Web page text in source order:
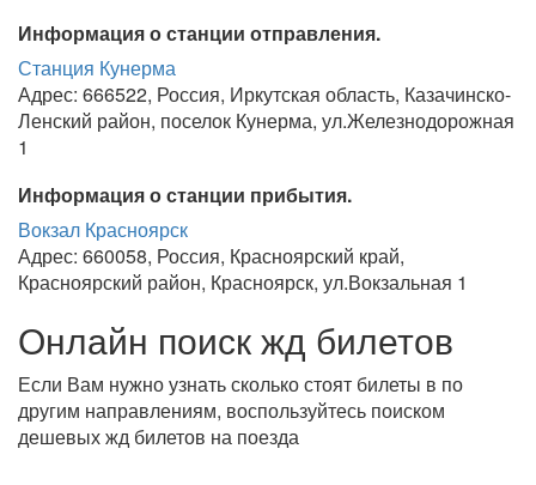
Информация о станции отправления.
Станция Кунерма
Адрес: 666522, Россия, Иркутская область, Казачинско-
Ленский район, поселок Кунерма, ул.Железнодорожная
1
Информация о станции прибытия.
Вокзал Красноярск
Адрес: 660058, Россия, Красноярский край,
Красноярский район, Красноярск, ул.Вокзальная 1
Онлайн поиск жд билетов
Если Вам нужно узнать сколько стоят билеты в по
другим направлениям, воспользуйтесь поиском
дешевых жд билетов на поезда